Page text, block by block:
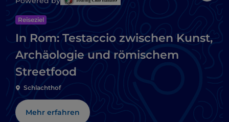
Reiseziel
In Rom: Testaccio zwischen Kunst,
Archäologie und römischem
Streetfood
Schlachthof
Mehr erfahren